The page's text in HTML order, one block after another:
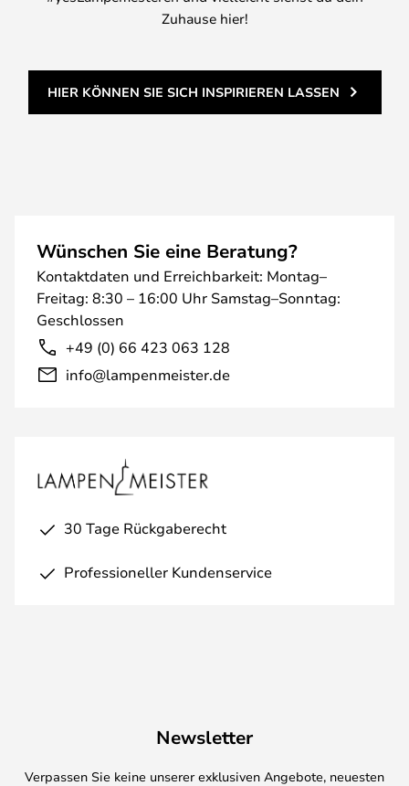
Zuhause hier!
HIER KÖNNEN SIE SICH INSPIRIEREN LASSEN
Wünschen Sie eine Beratung?
Kontaktdaten und Erreichbarkeit: Montag–
Freitag: 8:30 – 16:00 Uhr Samstag–Sonntag:
Geschlossen
+49 (0) 66 423 063 128
info@lampenmeister.de
30 Tage Rückgaberecht
Professioneller Kundenservice
Newsletter
Verpassen Sie keine unserer exklusiven Angebote, neuesten